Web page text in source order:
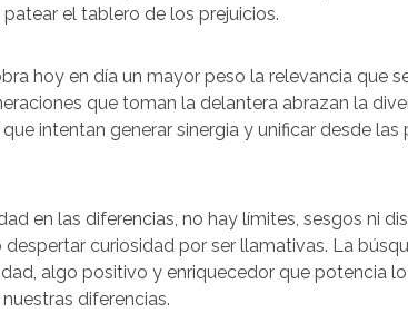
el tablero de los prejuicios.
hoy en día un mayor peso la relevancia que
que toman la delantera abrazan la
intentan generar sinergia y unificar desde
en las diferencias, no hay límites, sesgos ni
curiosidad por ser llamativas. La
algo positivo y enriquecedor que potencia
diferencias.